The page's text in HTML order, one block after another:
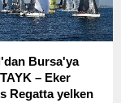
Bursa'ya
– Eker
Regatta yelken